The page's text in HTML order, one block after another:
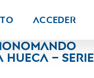
Acceder
– Serie